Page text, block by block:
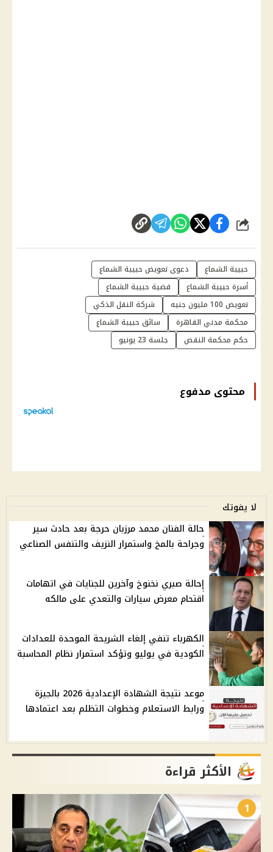
شارك
حبيبة الشماع
دعوى تعويض حبيبة الشماع
أسرة حبيبة الشماع
قضية حبيبة الشماع
تعويض 100 مليون جنيه
شركة النقل الذكي
محكمة مدني القاهرة
سائق حبيبة الشماع
حكم محكمة النقض
جلسة 23 يونيو
محتوى مدفوع
لا يفوتك
حالة الفنان محمد مرزبان حرجة بعد حادث سير
وجراحة بالمخ واستمرار النزيف والتنفس الصناعي
إحالة صبري نخنوخ وآخرين للجنايات في اتهامات
اقتحام معرض سيارات والتعدي على مالكه
الكهرباء تنفي إلغاء الشريحة الموحدة للعدادات
الكودية في يوليو وتؤكد استمرار نظام المحاسبة
موعد نتيجة الشهادة الإعدادية 2026 بالجيزة
ورابط الاستعلام وخطوات التظلم بعد اعتمادها
الأكثر قراءة
1